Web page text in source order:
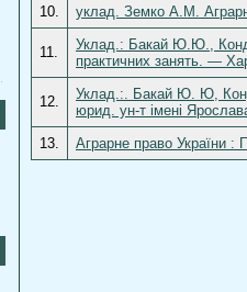
10.
уклад. Земко А.М.
11.
Уклад.: Бакай Ю.Ю.,
практичних занять. —
12.
Уклад.:. Бакай Ю. Ю,
юрид. ун-т імені
13.
Аграрне право України